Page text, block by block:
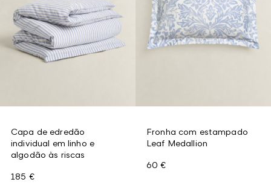
Capa de edredão
individual em linho e
algodão às riscas
185 €
Fronha com estampado
Leaf Medallion
60 €